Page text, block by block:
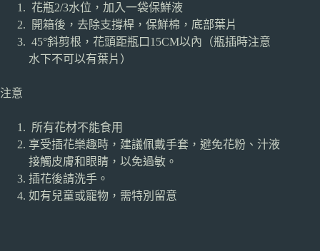
花瓶2/3水位，加入一袋保鮮液
開箱後，去除支撐桿，保鮮棉，底部葉片
45°斜剪根，花頭距瓶口15CM以內（瓶插時注意
水下不可以有葉片）
注意
所有花材不能食用
享受插花樂趣時，建議佩戴手套，避免花粉、汁液
接觸皮膚和眼睛，以免過敏。
插花後請洗手。
如有兒童或寵物，需特別留意